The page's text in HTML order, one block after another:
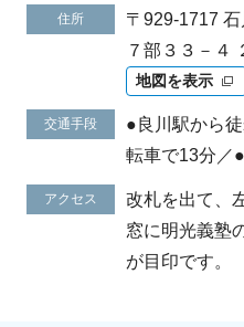
住所
〒929-1717
７部３３－４
地図を表示
交通手段
●良川駅から
転車で13分／
アクセス
改札を出て、
窓に明光義塾
が目印です。